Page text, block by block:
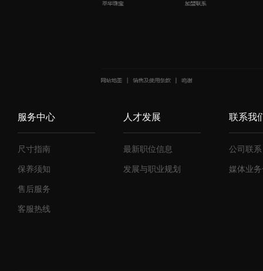
服务中心
尺寸指南
保养须知
售后服务
客服热线
人才发展
最新职位信息
发展与职业规划
联系我
公司联系
媒体业